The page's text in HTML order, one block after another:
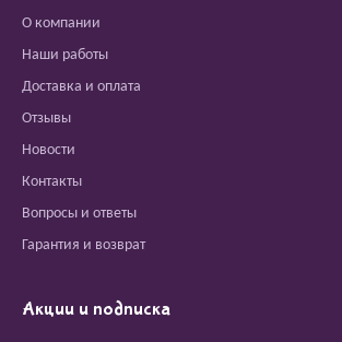
О компании
Наши работы
Доставка и оплата
Отзывы
Новости
Контакты
Вопросы и ответы
Гарантия и возврат
Акции и подписка